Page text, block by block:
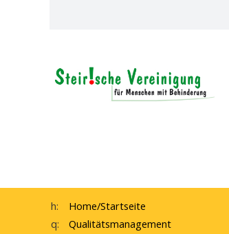
h: Home/Startseite
q:
Qualitätsmanagement